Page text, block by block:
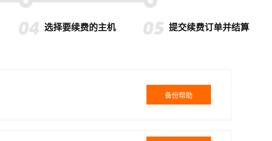
选择要续费的主机 提交续费订单并结算
备份帮助